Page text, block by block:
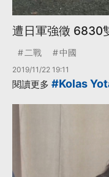
遭日軍強徵 6830
二戰 中國
2019/11/22 19:11
閱讀更多 #Kolas